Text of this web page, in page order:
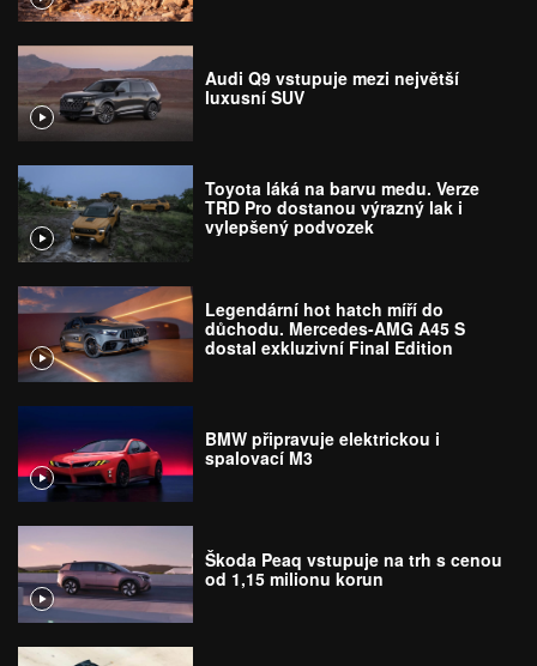
Audi Q9 vstupuje mezi největší
luxusní SUV
Toyota láká na barvu medu. Verze
TRD Pro dostanou výrazný lak i
vylepšený podvozek
Legendární hot hatch míří do
důchodu. Mercedes-AMG A45 S
dostal exkluzivní Final Edition
BMW připravuje elektrickou i
spalovací M3
Škoda Peaq vstupuje na trh s cenou
od 1,15 milionu korun